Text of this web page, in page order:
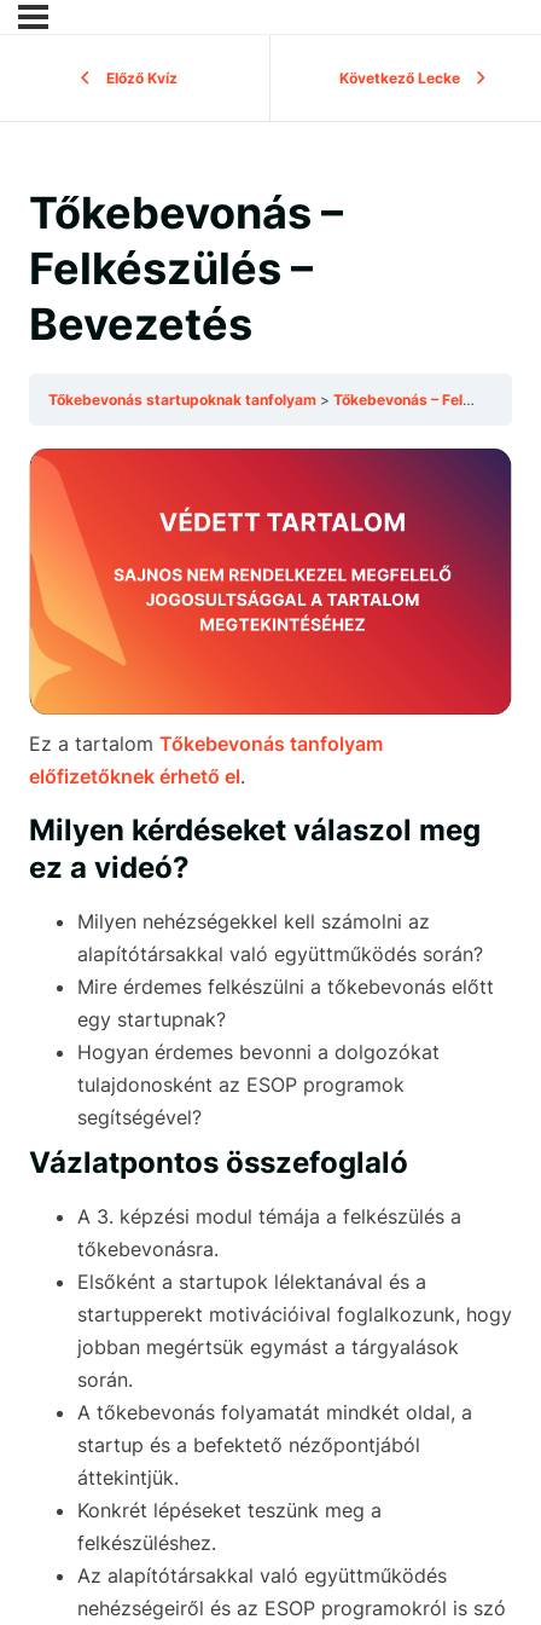
Előző Kvíz Következő Lecke
Tőkebevonás –
Felkészülés –
Bevezetés
Tőkebevonás startupoknak tanfolyam Tőkebevonás – Felkészülés – Bevezetés
Ez a tartalom Tőkebevonás tanfolyam
előfizetőknek érhető el.
Milyen kérdéseket válaszol meg
ez a videó?
Milyen nehézségekkel kell számolni az
alapítótársakkal való együttműködés során?
Mire érdemes felkészülni a tőkebevonás előtt
egy startupnak?
Hogyan érdemes bevonni a dolgozókat
tulajdonosként az ESOP programok
segítségével?
Vázlatpontos összefoglaló
A 3. képzési modul témája a felkészülés a
tőkebevonásra.
Elsőként a startupok lélektanával és a
startupperekt motivációival foglalkozunk, hogy
jobban megértsük egymást a tárgyalások
során.
A tőkebevonás folyamatát mindkét oldal, a
startup és a befektető nézőpontjából
áttekintjük.
Konkrét lépéseket teszünk meg a
felkészüléshez.
Az alapítótársakkal való együttműködés
nehézségeiről és az ESOP programokról is szó